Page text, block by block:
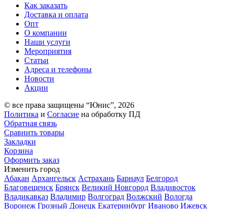
Как заказать
Доставка и оплата
Опт
О компании
Наши услуги
Мероприятия
Статьи
Адреса и телефоны
Новости
Акции
© все права защищены “Юнис”, 2026
Политика и Согласие на обработку ПД
Обратная связь
Сравнить товары
Закладки
Корзина
Оформить заказ
Изменить город
Абакан Архангельск Астрахань Барнаул Белгород
Благовещенск Брянск Великий Новгород Владивосток
Владикавказ Владимир Волгоград Волжский Вологда
Воронеж Грозный Донецк Екатеринбург Иваново Ижевск